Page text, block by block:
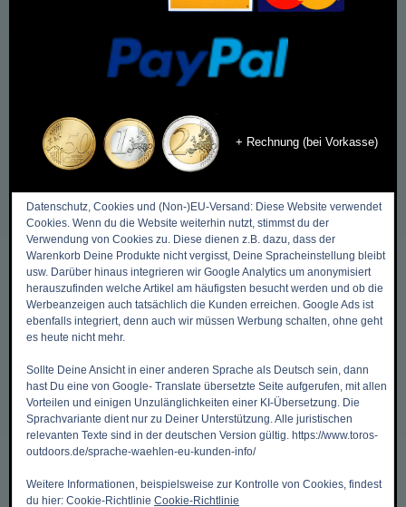
+ Rechnung (bei Vorkasse)
DIES & DAS
Zurück zum Anfang ->
Mein Benutzerkonto
Mein Warenkorb
Kasse
Kontakt, Öffnungszeiten & Anfahrt
Versandkosten & Versandarten
Datenschutz, Cookies und (Non-)EU-Versand: Diese Website verwendet
Cookies. Wenn du die Website weiterhin nutzt, stimmst du der
Verwendung von Cookies zu. Diese dienen z.B. dazu, dass der
Warenkorb Deine Produkte nicht vergisst, Deine Spracheinstellung bleibt
usw. Darüber hinaus integrieren wir Google Analytics um anonymisiert
herauszufinden welche Artikel am häufigsten besucht werden und ob die
Werbeanzeigen auch tatsächlich die Kunden erreichen. Google Ads ist
ebenfalls integriert, denn auch wir müssen Werbung schalten, ohne geht
es heute nicht mehr.
Sollte Deine Ansicht in einer anderen Sprache als Deutsch sein, dann
hast Du eine von Google- Translate übersetzte Seite aufgerufen, mit allen
Vorteilen und einigen Unzulänglichkeiten einer KI-Übersetzung. Die
Sprachvariante dient nur zu Deiner Unterstützung. Alle juristischen
relevanten Texte sind in der deutschen Version gültig. https://www.toros-
outdoors.de/sprache-waehlen-eu-kunden-info/
Weitere Informationen, beispielsweise zur Kontrolle von Cookies, findest
du hier: Cookie-Richtlinie Cookie-Richtlinie